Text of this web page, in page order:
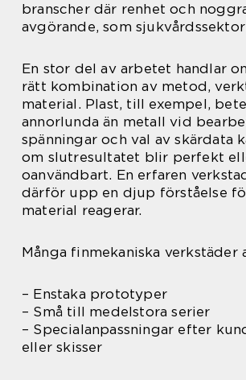
branscher där renhet och
avgörande, som
En stor del av arbetet handlar
rätt kombination av metod,
material. Plast, till exempel,
annorlunda än metall vid
spänningar och val av skärdata
om slutresultatet blir perfekt
oanvändbart. En erfaren
därför upp en djup förståelse
material reagerar.
Många finmekaniska verkstäder
– Enstaka prototyper
– Små till medelstora serier
– Specialanpassningar efter
eller skisser